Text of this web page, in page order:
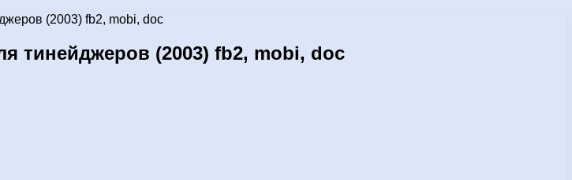
(2003) fb2, mobi, doc
(2003) fb2, mobi, doc